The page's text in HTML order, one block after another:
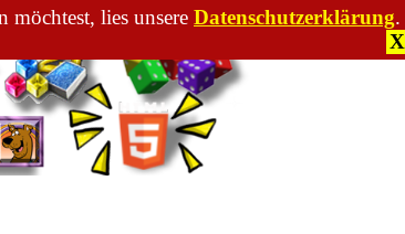
möchtest, lies unsere Datenschutzerklärung.
X